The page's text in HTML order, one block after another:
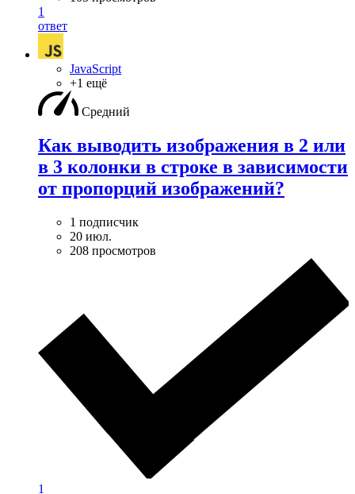
1
ответ
JavaScript
+1 ещё
Средний
Как выводить изображения в 2 или
в 3 колонки в строке в зависимости
от пропорций изображений?
1 подписчик
20 июл.
208 просмотров
1